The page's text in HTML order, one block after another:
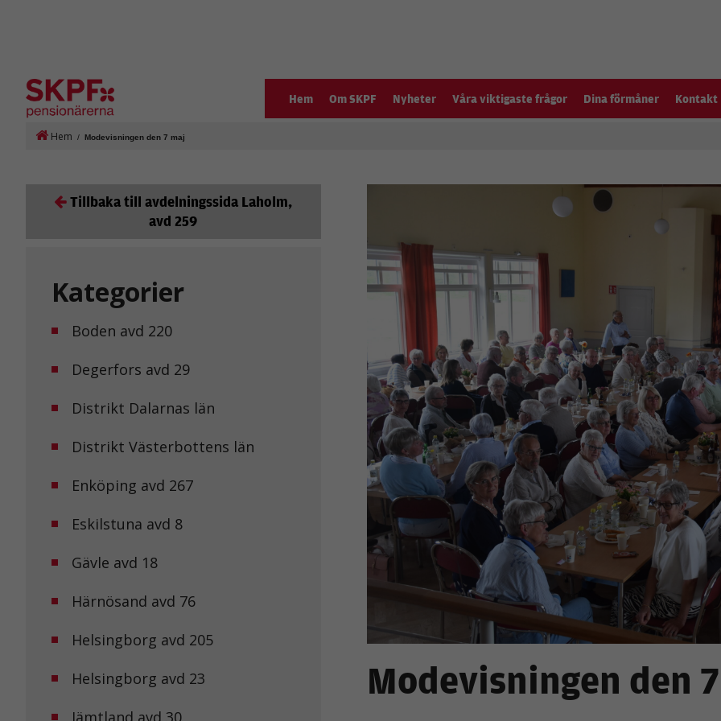
Hem Om SKPF Nyheter Våra viktigaste frågor Dina förmåner Kontakt
Hem / Modevisningen den 7 maj
Tillbaka till avdelningssida Laholm,
avd 259
Kategorier
Boden avd 220
Degerfors avd 29
Distrikt Dalarnas län
Distrikt Västerbottens län
Enköping avd 267
Eskilstuna avd 8
Gävle avd 18
Härnösand avd 76
Helsingborg avd 205
Helsingborg avd 23
Jämtland avd 30
Modevisningen den